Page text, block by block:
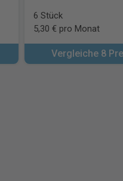
6 Stück
5,30 € pro Monat
Vergleiche 8